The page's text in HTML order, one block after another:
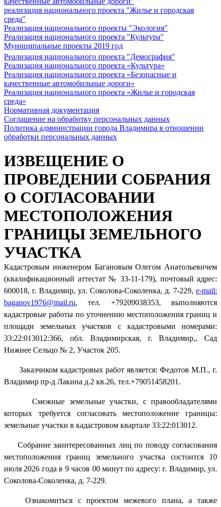
реализация национального проекта "Жилье и городская
среда"
Реализация национального проекты "Экология"
Реализация национального проекта "Культура"
Муниципальные проекты 2019 год
Реализация национального проекта "Демография"
Реализация национального проекта «Культура»
Реализация национального проекта «Безопасные и
качественные автомобильные дороги»
Реализация национального проекта «Жилье и городская
среда»
Нормативная документация
Соглашение на обработку персональных данных
Политика администрации города Владимира в отношении
обработки персональных данных
ИЗВЕЩЕНИЕ О
ПРОВЕДЕНИИ СОБРАНИЯ
О СОГЛАСОВАНИИ
МЕСТОПОЛОЖЕНИЯ
ГРАНИЦЫ ЗЕМЕЛЬНОГО
УЧАСТКА
Кадастровым инженером Багановым Олегом Анатольевичем
(квалификационный аттестат № 33-11-179), почтовый адрес:
600018, г. Владимир, ул. Соколова-Соколенка, д. 7-229, e-mail:
baganov1976@mail.ru, тел. +79209038353, выполняются
кадастровые работы по уточнению местоположения границ и
площади земельных участков с кадастровыми номерами:
33:22:013012:366, обл. Владимирская, г. Владимир,, Сад
Нижнее Сельцо № 2, Участок 205.
Заказчиком кадастровых работ является: Федотов М.П., г.
Владимир пр-д Лакина д.2 кв.26, тел.+79051458201.
Смежные земельные участки, с правообладателями
которых требуется согласовать местоположение границы:
земельные участки в кадастровом квартале 33:22:013012.
Собрание заинтересованных лиц по поводу согласования
местоположения границ земельного участка состоится 10
июля 2026 года в 9 часов 00 минут по адресу: г. Владимир, ул.
Соколова-Соколенка, д. 7-229.
Ознакомиться с проектом межевого плана, а также